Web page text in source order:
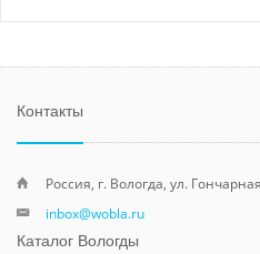
Контакты
Россия, г. Вологда, ул.
inbox@wobla.ru
Каталог Вологды